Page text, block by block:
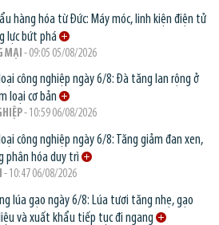
hàng hóa từ Đức: Máy móc, linh kiện điện tử
lực bứt phá
MẠI - 09:05 05/08/2026
công nghiệp ngày 6/8: Đà tăng lan rộng ở
loại cơ bản
- 10:59 06/08/2026
công nghiệp ngày 6/8: Tăng giảm đan xen,
phân hóa duy trì
- 10:47 06/08/2026
lúa gạo ngày 6/8: Lúa tươi tăng nhẹ, gạo
và xuất khẩu tiếp tục đi ngang